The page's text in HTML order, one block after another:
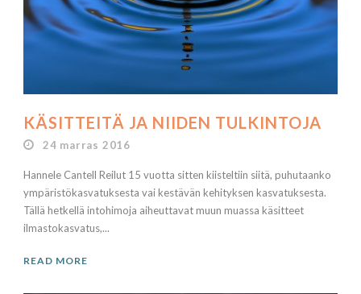
KÄSITTEITÄ JA NIIDEN TULKINTOJA
24 marras 2016
Hannele Cantell Reilut 15 vuotta sitten kiisteltiin siitä, puhutaanko
ympäristökasvatuksesta vai kestävän kehityksen kasvatuksesta.
Tällä hetkellä intohimoja aiheuttavat muun muassa käsitteet
ilmastokasvatus,...
READ MORE